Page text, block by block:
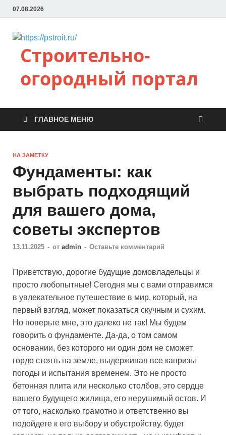
07.08.2026
Строительно-
огородный портал
ГЛАВНОЕ МЕНЮ
НА ЗАМЕТКУ
Фундаменты: как
выбрать подходящий
для вашего дома,
советы экспертов
13.11.2025 - от admin - Оставьте комментарий
Приветствую, дорогие будущие домовладельцы и
просто любопытные! Сегодня мы с вами отправимся
в увлекательное путешествие в мир, который, на
первый взгляд, может показаться скучным и сухим.
Но поверьте мне, это далеко не так! Мы будем
говорить о фундаменте. Да-да, о том самом
основании, без которого ни один дом не сможет
гордо стоять на земле, выдерживая все капризы
погоды и испытания временем. Это не просто
бетонная плита или несколько столбов, это сердце
вашего будущего жилища, его нерушимый остов. И
от того, насколько грамотно и ответственно вы
подойдете к его выбору и обустройству, будет